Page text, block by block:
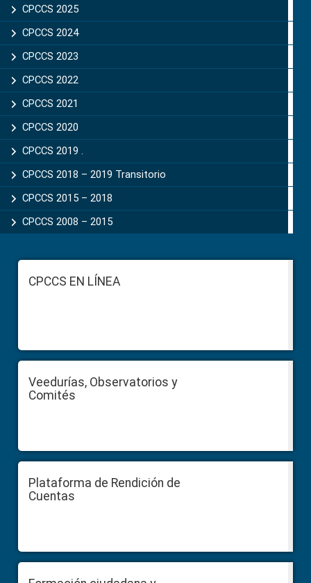
CPCCS 2025
CPCCS 2024
CPCCS 2023
CPCCS 2022
CPCCS 2021
CPCCS 2020
CPCCS 2019 .
CPCCS 2018 – 2019 Transitorio
CPCCS 2015 – 2018
CPCCS 2008 – 2015
FooterCPCCS EN LÍNEA
Veedurías, Observatorios y
Comités
Plataforma de Rendición de
Cuentas